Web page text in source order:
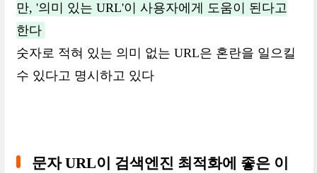
만, '의미 있는 URL'이 사용자에게 도움이 된다고
한다
숫자로 적혀 있는 의미 없는 URL은 혼란을 일으킬
수 있다고 명시하고 있다
문자 URL이 검색엔진 최적화에 좋은 이